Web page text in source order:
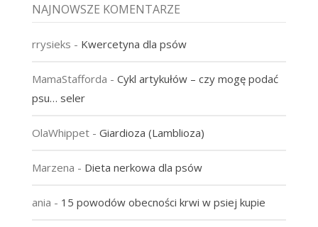
NAJNOWSZE KOMENTARZE
rrysieks - Kwercetyna dla psów
MamaStafforda - Cykl artykułów – czy mogę podać
psu… seler
OlaWhippet- Giardioza (Lamblioza)
Marzena - Dieta nerkowa dla psów
ania - 15 powodów obecności krwi w psiej kupie